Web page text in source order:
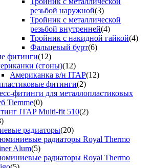
резьбой наружной(3)
Тройник с металлической
резьбой внутренней(4)
Тройник с накидной гайкой(4)
Фальцевый бурт(6)
фитинги(12)
(сгоны)(12)
Американка в/н ITAP(12)
фитинги(2)
фитинги для металлопластиковых
Tiemme(0)
ITAP Multi-fit 510(2)
радиаторы(20)
радиаторы Royal Thermo
Alum(5)
радиаторы Royal Thermo